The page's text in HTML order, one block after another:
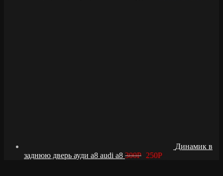
Динамик в
заднюю дверь ауди а8 audi a8 300Р 250Р